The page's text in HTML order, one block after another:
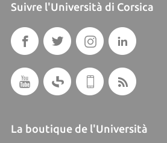
Suivre l'Università di Corsica
La boutique de l'Università